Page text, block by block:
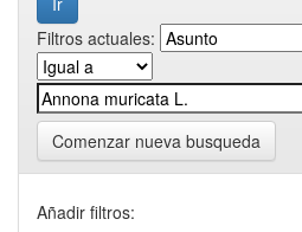
Filtros actuales:
Comenzar nueva busqueda
Añadir filtros: